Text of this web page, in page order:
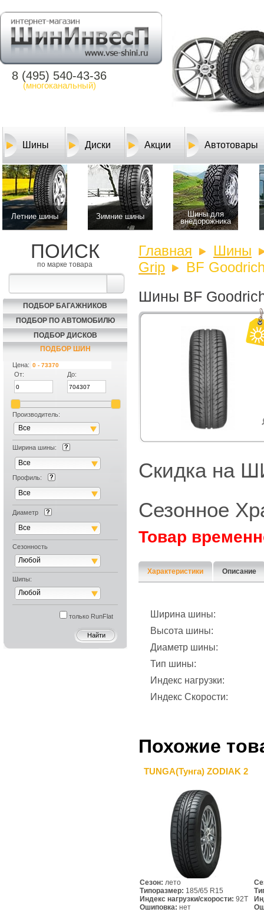
8 (495) 540-43-36
(многоканальный)
Шины Диски Акции Автотовары
Летние шины Зимние шины
Шины для
внедорожника
ПОИСК
по марке товара
ПОДБОР БАГАЖНИКОВ
ПОДБОР ПО АВТОМОБИЛЮ
ПОДБОР ДИСКОВ
ПОДБОР ШИН
Цена:
От:
До:
Производитель:
Все
Ширина шины:
Все
Профиль:
Все
Диаметр
Все
Сезонность
Любой
Шипы:
Любой
только RunFlat
Главная
Шины
Grip
BF
Шины BF
Скидка на
Сезонное
Товар
Характеристики Описание
Ширина шины:
Высота шины:
Диаметр шины:
Тип шины:
Индекс нагрузки:
Индекс Скорости:
Похожие
TUNGA(Тунга) ZODIAK 2
Сезон: лето
Типоразмер: 185/65 R15
Индекс нагрузки/скорости: 92T
Ошиповка: нет